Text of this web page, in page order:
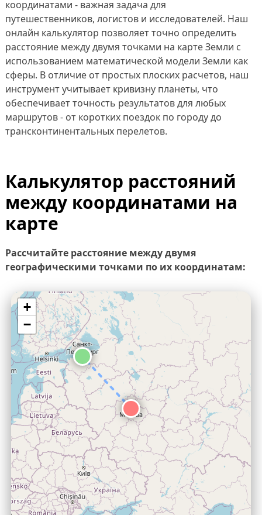
координатами - важная задача для
путешественников, логистов и исследователей. Наш
онлайн калькулятор позволяет точно определить
расстояние между двумя точками на карте Земли с
использованием математической модели Земли как
сферы. В отличие от простых плоских расчетов, наш
инструмент учитывает кривизну планеты, что
обеспечивает точность результатов для любых
маршрутов - от коротких поездок по городу до
трансконтинентальных перелетов.
Калькулятор расстояний
между координатами на
карте
Рассчитайте расстояние между двумя
географическими точками по их координатам:
+
−